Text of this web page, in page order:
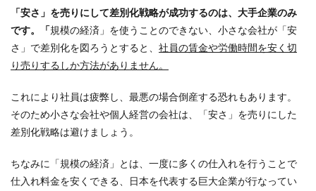
「安さ」を売りにして差別化戦略が成功するのは、大手企業のみ
です。「規模の経済」を使うことのできない、小さな会社が「安
さ」で差別化を図ろうとすると、 社員の賃金や労働時間を安く切
り売りするしか方法がありません。
これにより社員は疲弊し、最悪の場合倒産する恐れもあります。
そのため小さな会社や個人経営の会社は、「安さ」を売りにした
差別化戦略は避けましょう。
ちなみに「規模の経済」とは、一度に多くの仕入れを行うことで
仕入れ料金を安くできる、日本を代表する巨大企業が行なってい